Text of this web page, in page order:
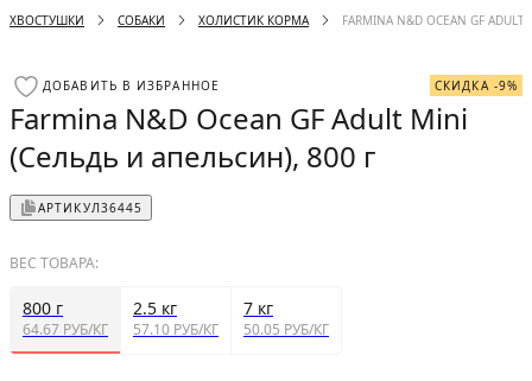
ХВОСТУШКИ СОБАКИ ХОЛИСТИК КОРМА FARMINA N&D OCEAN GF
ДОБАВИТЬ В ИЗБРАННОЕ СКИДКА -9%
Farmina N&D Ocean GF Adult Mini
(Сельдь и апельсин), 800 г
АРТИКУЛ36445
ВЕС ТОВАРА:
800 г
64.67 РУБ/КГ
2.5 кг
57.10 РУБ/КГ
7 кг
50.05 РУБ/КГ